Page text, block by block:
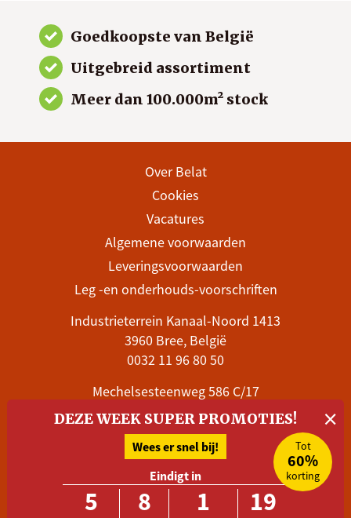
Goedkoopste van België
Uitgebreid assortiment
Meer dan 100.000m² stock
Over Belat
Cookies
Vacatures
Algemene voorwaarden
Leveringsvoorwaarden
Leg -en onderhouds-voorschriften
Industrieterrein Kanaal-Noord 1413
3960 Bree, België
0032 11 96 80 50
Mechelsesteenweg 586 C/17
1800 Vilvoorde, België
0032 28 99 06 78
Stuur een e-mail
Volg Belat en blijf op de hoogte
DEZE WEEK SUPER PROMOTIES! ×
Wees er snel bij! Tot
60%
korting
Eindigt in
5 8 1 19